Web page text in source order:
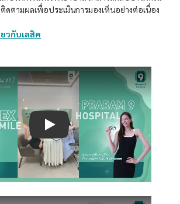
ดตามผลเพื่อประเมินการมองเห็นอย่างต่อเนื่อง
วกับเลสิค
Play